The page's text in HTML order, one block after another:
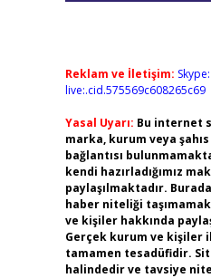
Reklam ve İletişim: Skype:
live:.cid.575569c608265c69
Yasal Uyarı: Bu internet
marka, kurum veya
bağlantısı
kendi hazırladığımız
paylaşılmaktadır.
haber niteliği
ve kişiler hakkında
Gerçek kurum ve kişiler
tamamen tesadüfidir.
halindedir ve tavsiye